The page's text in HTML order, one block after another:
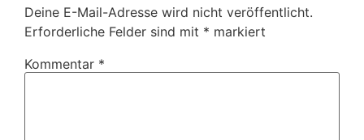
Deine E-Mail-Adresse wird nicht veröffentlicht.
Erforderliche Felder sind mit * markiert
Kommentar *